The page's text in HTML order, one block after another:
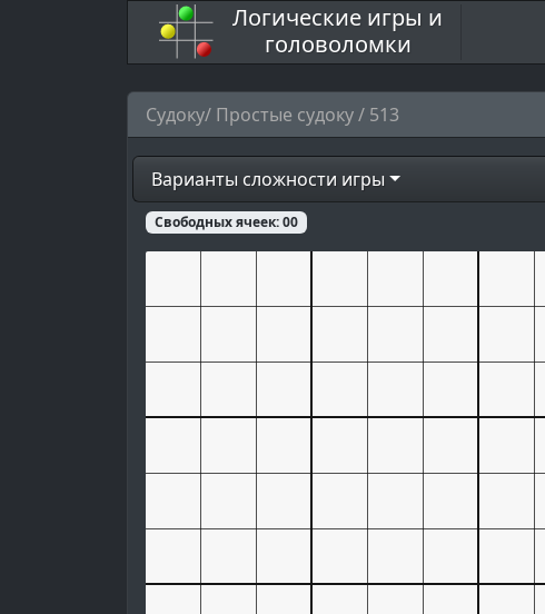
Логические игры и
головоломки
Судоку/ Простые судоку / 513
Варианты сложности игры
Свободных ячеек:00